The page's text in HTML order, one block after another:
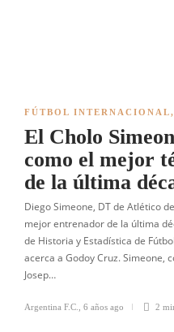
FÚTBOL INTERNACIONAL,
El Cholo
como el mejor
de la última
Diego Simeone, DT de Atlético
mejor entrenador de la última
de Historia y Estadística de
acerca a Godoy Cruz. Simeone,
Josep…
Argentina F.C. 6 años ago 2